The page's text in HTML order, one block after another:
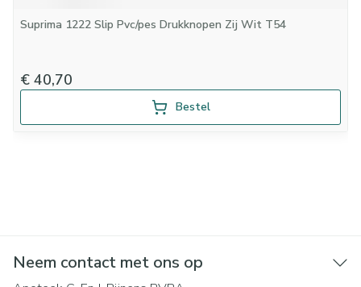
Suprima 1222 Slip Pvc/pes Drukknopen Zij Wit T54
€ 40,70
Bestel
Neem contact met ons op